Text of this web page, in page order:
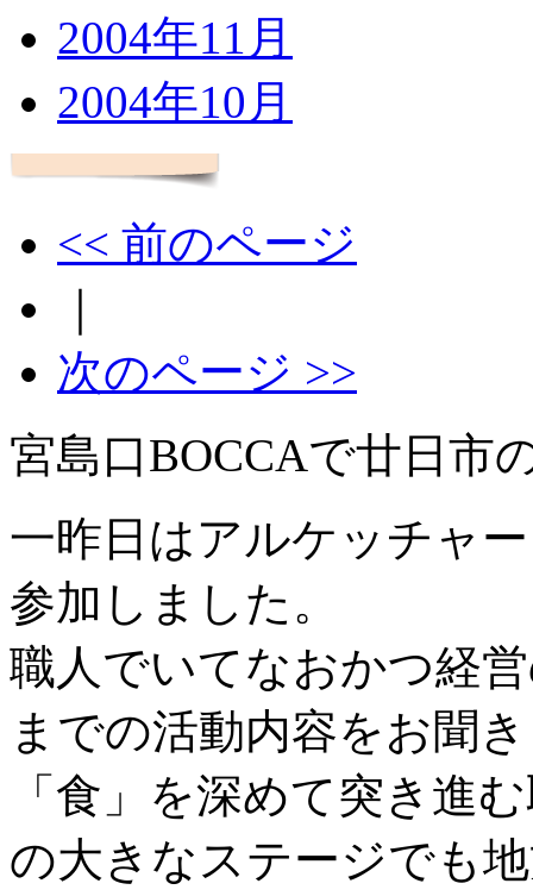
2004年11月
2004年10月
<< 前のページ
次のページ >>
宮島口BOCCAで廿日市
一昨日はアルケッチャ
参加しました。
職人でいてなおかつ経
までの活動内容をお聞
「食」を深めて突き進
の大きなステージでも